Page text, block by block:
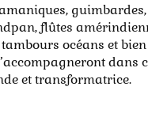
flûtes
océans et bien
dans
et transformatrice.